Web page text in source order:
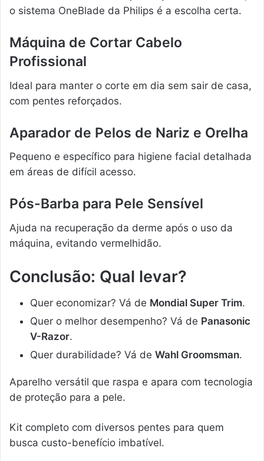
o sistema OneBlade da Philips é a escolha certa.
Máquina de Cortar Cabelo
Profissional
Ideal para manter o corte em dia sem sair de casa,
com pentes reforçados.
Aparador de Pelos de Nariz e Orelha
Pequeno e específico para higiene facial detalhada
em áreas de difícil acesso.
Pós-Barba para Pele Sensível
Ajuda na recuperação da derme após o uso da
máquina, evitando vermelhidão.
Conclusão: Qual levar?
Quer economizar? Vá de Mondial Super Trim.
Quer o melhor desempenho? Vá de Panasonic
V-Razor.
Quer durabilidade? Vá de Wahl Groomsman.
Aparelho versátil que raspa e apara com tecnologia
de proteção para a pele.
Kit completo com diversos pentes para quem
busca custo-benefício imbatível.